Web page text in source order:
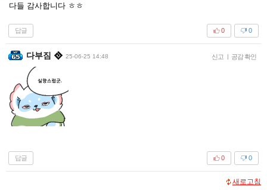
다들 감사합니다 ㅎㅎ
답글 0
0
다부짐 25-06-25 14:48 신고 | 공감 확인
답글 0
0
새로고침